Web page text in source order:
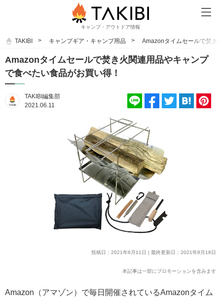
キャンプ・アウトドア情報
TAKIBI キャンプギア・キャンプ用品 Amazonタイムセールで焚き
Amazonタイムセールで焚き火関連用品やキャンプ
で食べたい食品がお買い得！
TAKIBI編集部
2021.06.11
投稿日：2021年6月11日 | 最終更新日：2021年8月18日
本記事は一部にプロモーションを含みます
Amazon（アマゾン）で毎日開催されているAmazonタイム